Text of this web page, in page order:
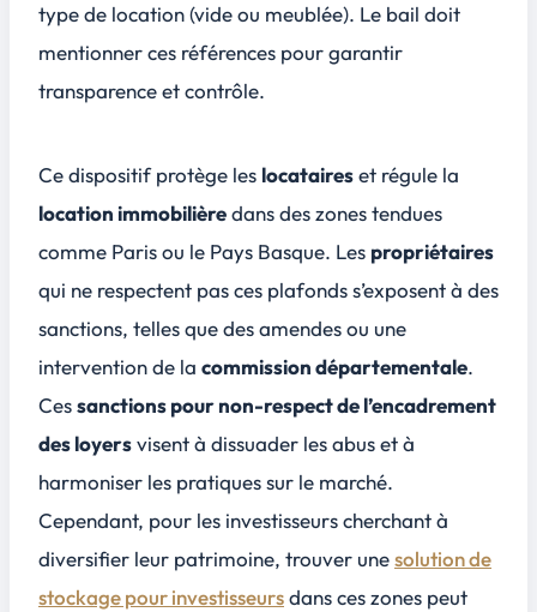
type de location (vide ou meublée). Le bail doit
mentionner ces références pour garantir
transparenceet contrôle.
Ce dispositif protège les locataireset régule la
location immobilièredans des zones tendues
comme Paris ou le Pays Basque. Les propriétaires
qui ne respectent pas ces plafonds s’exposent à des
sanctions, telles que des amendes ou une
intervention de la commission départementale.
Cessanctions pour non-respect de l’encadrement
des loyersvisent à dissuader les abus et à
harmoniser les pratiques sur le marché.
Cependant, pour les investisseurs cherchant à
diversifier leur patrimoine, trouver unesolution de
stockage pour investisseursdans ces zones peut